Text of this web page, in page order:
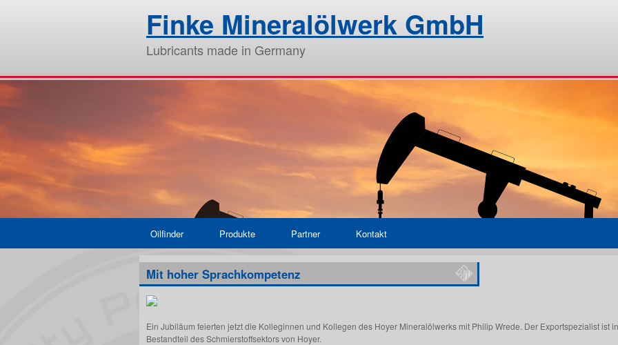
Finke Mineralölwerk GmbH
Lubricants made in Germany
Oilfinder Produkte Partner Kontakt
Mit hoher Sprachkompetenz
Ein Jubiläum feierten jetzt die Kolleginnen und Kollegen des Hoyer Mineralölwerks mit Philip Wrede. Der Exportspezialist ist
Bestandteil des Schmierstoffsektors von Hoyer.